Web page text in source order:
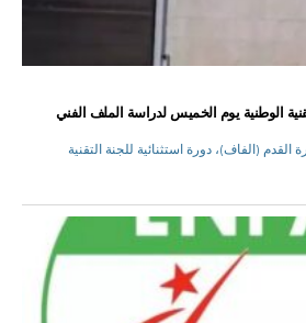
الوطنية يوم الخميس لدراسة الملف الفني
القدم (الفاف)، دورة استثنائية للجنة التقنية